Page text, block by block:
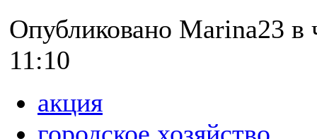
Опубликовано Marina23 в
11:10
акция